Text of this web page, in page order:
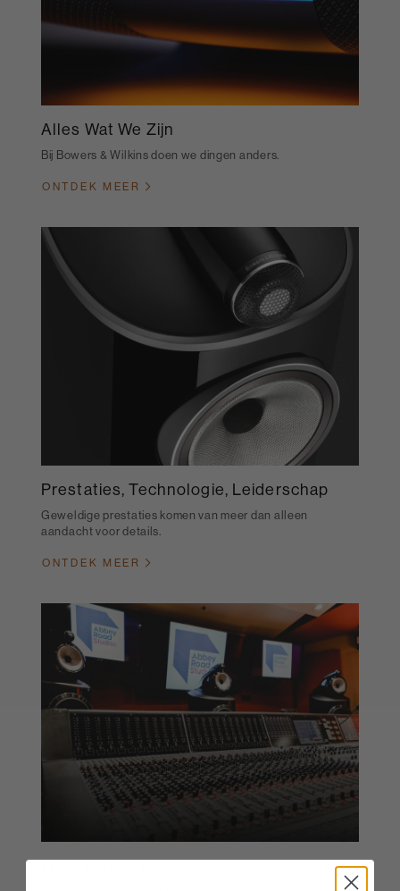
Alles Wat We Zijn
Bij Bowers & Wilkins doen we dingen anders.
ONTDEK MEER
Prestaties, Technologie, Leiderschap
Geweldige prestaties komen van meer dan alleen
aandacht voor details.
ONTDEK MEER